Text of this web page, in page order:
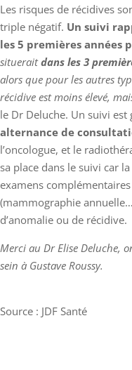
Les risques de récidives
triple négatif. Un suivi
les 5 premières années
situeraitdans les 3
alors que pour les autres
récidive est moins élevé,
le Dr Deluche. Un suivi
alternance de
l’oncologue, et le
sa place dans le suivi car
examens
(mammographie
d’anomalie ou de récidive.
Merci au Dr Elise Deluche,
sein à Gustave Roussy.
Source : JDF Santé